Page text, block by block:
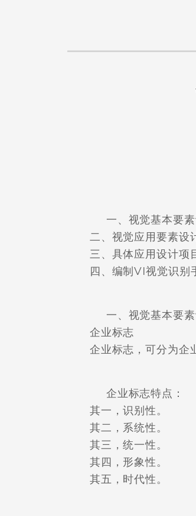
一、视觉基本要素
二、视觉应用要素设
三、具体应用设计项
四、编制VI视觉识别
一、视觉基本要素
企业标志
企业标志，可分为企业
企业标志特点：
其一，识别性。
其二，系统性。
其三，统一性。
其四，形象性。
其五，时代性。